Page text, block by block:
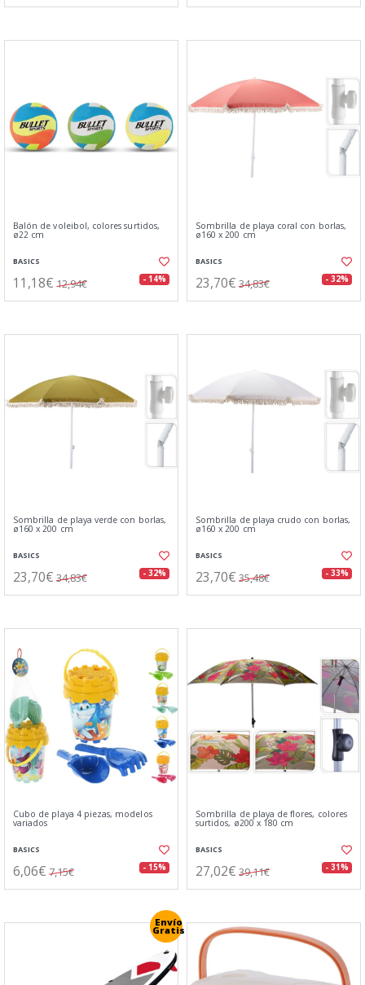
Balón de voleibol, colores surtidos,
ø22 cm
BASICS
11,18€ 12,94€ - 14%
Sombrilla de playa coral con borlas,
ø160 x 200 cm
BASICS
23,70€ 34,83€ - 32%
Sombrilla de playa verde con borlas,
ø160 x 200 cm
BASICS
23,70€ 34,83€ - 32%
Sombrilla de playa crudo con borlas,
ø160 x 200 cm
BASICS
23,70€ 35,48€ - 33%
Cubo de playa 4 piezas, modelos
variados
BASICS
6,06€ 7,15€ - 15%
Sombrilla de playa de flores, colores
surtidos, ø200 x 180 cm
BASICS
27,02€ 39,11€ - 31%
Envío
Gratis